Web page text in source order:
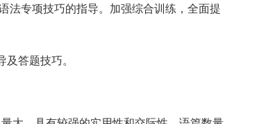
法专项技巧的指导。加强综合训练，全面提
答题技巧。